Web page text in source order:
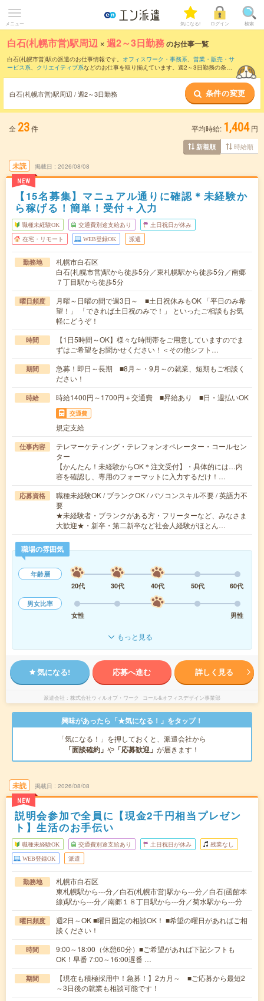
メニュー 気になる! ログイン 検索
白石(札幌市営)駅周辺 ×週2～3日勤務のお仕事一覧
白石(札幌市営)駅の派遣のお仕事情報です。 オフィスワーク・事務系、 営業・販売・サ
ービス系、 クリエイティブ系などのお仕事を取り揃えています。週2～3日勤務の条件
白石(札幌市営)駅周辺 / 週2～3日勤務 条件の変更
全 23件 平均時給: 1,404 円
新着順 時給順
未読
NEW
掲載日 2026/08/08
【15名募集】マニュアル通りに確認＊未経験か
ら稼げる！簡単！受付＋入力
職種未経験OK 交通費別途支給あり 土日祝日が休み
在宅・リモート WEB登録OK 派遣
勤務地
札幌市白石区
白石(札幌市営)駅から徒歩5分／東札幌駅から徒歩5分／南郷
７丁目駅から徒歩5分
曜日頻度
月曜～日曜の間で週3日～ ■土日祝休みもOK 「平日のみ希
望！」 「できれば土日祝のみで！」 といったご相談もお気
軽にどうぞ！
時間
【1日5時間～OK】様々な時間帯をご用意していますのでま
ずはご希望をお聞かせください！＜その他シフト…
期間
急募！即日～長期 ■8月～・9月～の就業、短期もご相談く
ださい！
時給 時給1400円～1700円＋交通費 ■昇給あり ■日・週払いOK
交通費
規定支給
仕事内容
テレマーケティング・テレフォンオペレーター・コールセン
ター
【かんたん！未経験からOK＊注文受付】・具体的には…内
容を確認し、専用のフォーマットに入力するだけ！…
応募資格
職種未経験OK / ブランクOK / パソコンスキル不要 / 英語力不
要
★未経験者・ブランクがある方・フリーターなど、みなさま
大歓迎★・新卒・第二新卒など社会人経験がほとん…
職場の雰囲気
年齢層
20代
30代 40代 50代
60代
男女比率
女性
男性
もっと見る
気になる! 応募へ進む 詳しく見る
派遣会社 株式会社ウィルオブ・ワーク コール&オフィスデザイン事業部
興味があったら「★気になる！」をタップ！
「気になる！」を押しておくと、派遣会社から
「面談確約」 や 「応募歓迎」 が届きます！
未読
NEW
掲載日 2026/08/08
説明会参加で全員に【現金2千円相当プレゼン
ト】生活のお手伝い
職種未経験OK 交通費別途支給あり 土日祝日が休み 残業なし
WEB登録OK 派遣
勤務地
札幌市白石区
東札幌駅から---分／白石(札幌市営)駅から---分／白石(函館本
線)駅から---分／南郷１８丁目駅から---分／菊水駅から---分
曜日頻度
週2日～OK ■曜日固定の相談OK！ ■希望の曜日があればご相
談ください！
時間
9:00～18:00（休憩60分）■ご希望があれば下記シフトも
OK！早番 7:00～16:00遅番 …
期間
【現在も積極採用中！急募！】2カ月～ ■ご応募から最短2
～3日後の就業も相談可能です！